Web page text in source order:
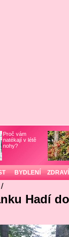
Proč vám
natékají v létě
nohy?
BYDLENÍ ZDRAVÍ
/
Hadí